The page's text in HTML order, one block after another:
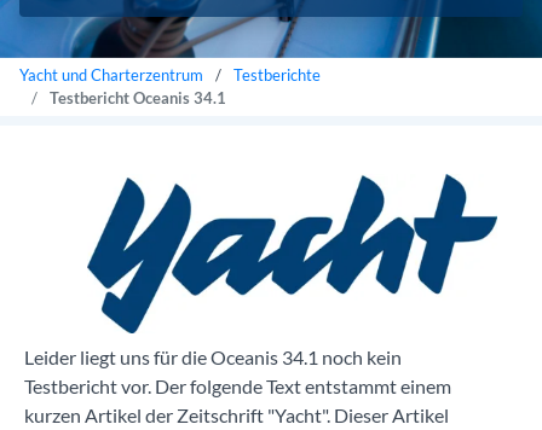
Yacht und Charterzentrum
Testberichte
Testbericht Oceanis 34.1
Leider liegt uns für die Oceanis 34.1 noch kein
Testbericht vor. Der folgende Text entstammt einem
kurzen Artikel der Zeitschrift "Yacht". Dieser Artikel